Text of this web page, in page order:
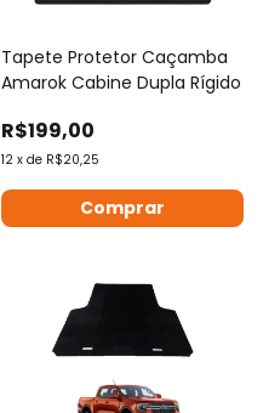
Tapete Protetor Caçamba
Amarok Cabine Dupla Rígido
R$199,00
12 x de R$20,25